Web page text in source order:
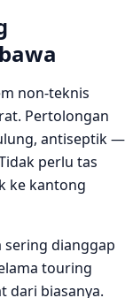
non-teknis
Pertolongan
antiseptik —
perlu tas
ke kantong
sering dianggap
touring
dari biasanya.